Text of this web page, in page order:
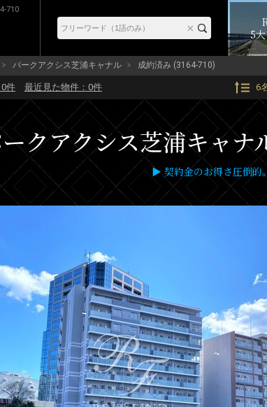
710
5
パークアクシス芝浦キャナル 成約済み (3164-710)
0件 最近見た物件： 0件 6
クアクシス芝浦キャ
▶ 契約金のお得さ圧倒的